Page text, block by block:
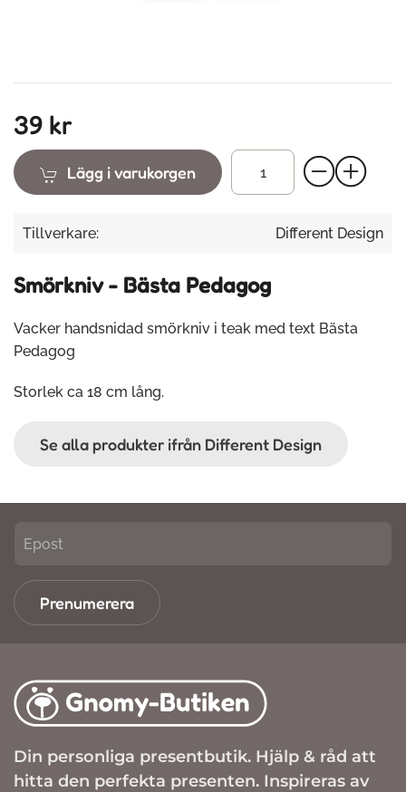
39 kr
Lägg i varukorgen
Tillverkare: Different Design
Smörkniv - Bästa Pedagog
Vacker handsnidad smörkniv i teak med text Bästa
Pedagog
Storlek ca 18 cm lång.
Se alla produkter ifrån Different Design
Prenumerera
Din personliga presentbutik. Hjälp & råd att
hitta den perfekta presenten. Inspireras av